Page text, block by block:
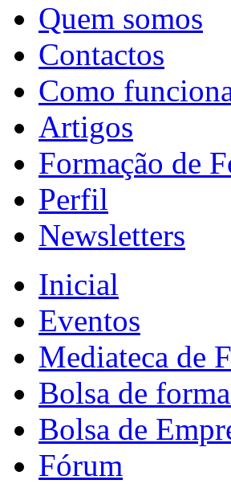
Quem somos
Contactos
Como
Artigos
Formação de
Perfil
Newsletters
Inicial
Eventos
Mediateca de
Bolsa de
Bolsa de
Fórum